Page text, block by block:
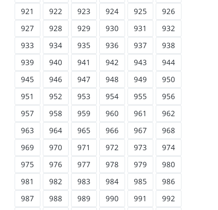
921
922 923 924 925
926
927
928 929 930 931
932
933
934 935 936 937
938
939
940 941 942 943
944
945
946 947 948 949
950
951
952 953 954 955
956
957
958 959 960 961
962
963
964 965 966 967
968
969
970 971 972 973
974
975
976 977 978 979
980
981
982 983 984 985
986
987
988 989 990 991
992